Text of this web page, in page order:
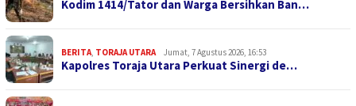
Kodim 1414/Tator dan Warga Bersihkan Ban…
BERITA TORAJA UTARA Jumat, 7 Agustus 2026, 16:53
Kapolres Toraja Utara Perkuat Sinergi de…